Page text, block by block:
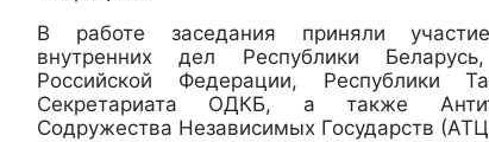
В работе заседания приняли
внутренних дел Республики
Российской Федерации, Республики
Секретариата ОДКБ, а также
Содружества Независимых Государств